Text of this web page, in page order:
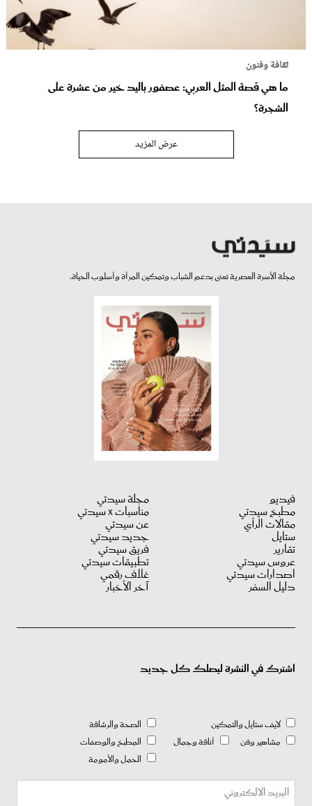
ثقافة وفنون
ما هي قصة المثل العربي: عصفور باليد خير من عشرة على
الشجرة؟
عرض المزيد
مجلة الأسرة العصرية تعنى بدعم الشباب وتمكين المرأة وأسلوب الحياة.
فيديو
مطبخ سيدتي
مقالات الرأي
ستايل
تقارير
عروس سيدتي
اصدارات سيدتي
دليل السفر
مجلة سيدتي
مناسبات X سيدتي
عن سيدتي
جديد سيدتي
فريق سيدتي
تطبيقات سيدتي
غلاف رقمي
آخر الأخبار
اشترك في النشرة ليصلك كل جديد
لايف ستايل والتمكين
مشاهير وفن
أناقة وجمال
الصحة والرشاقة
المطبخ والوصفات
الحمل والأمومة